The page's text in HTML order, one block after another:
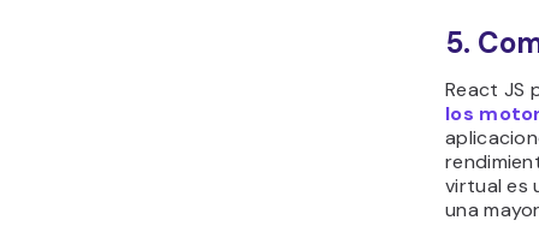
5.
React JS
los
virtual es
una